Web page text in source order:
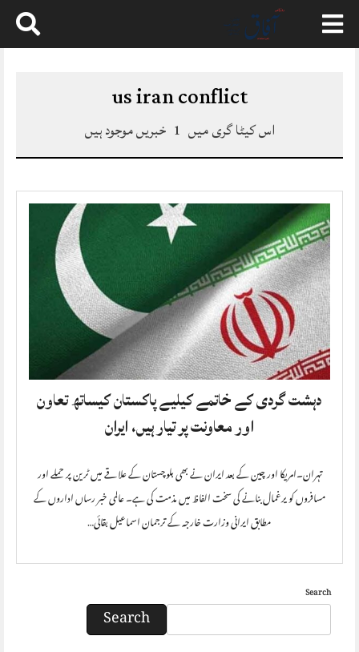
Skip
Search
Search
us iran conflict
اس کیٹا گری میں 1 خبریں موجود ہیں
دہشت گردی کے خاتمے کیلیے پاکستان کیساتھ تعاون
اور معاونت پر تیار ہیں، ایران
تہران۔امریکا اور چین کے بعد ایران نے بھی بلوچستان کے علاقے میں ٹرین پر حملے اور
مسافروں کو یرغمال بنانے کی سخت الفاظ میں مذمت کی ہے۔ عالمی خبر رساں اداروں کے
مطابق ایرانی وزارت خارجہ کے ترجمان اسماعیل بقائی…